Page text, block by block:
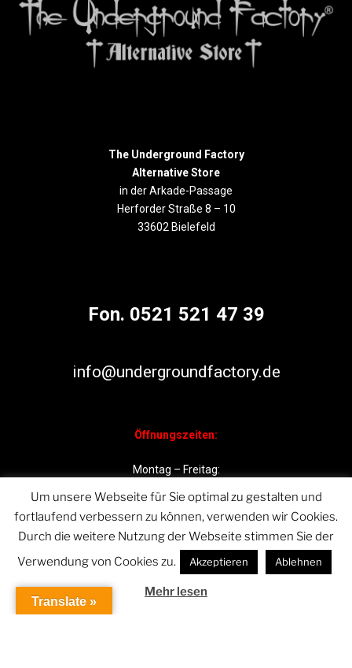
The Underground Factory
Alternative Store
in der Arkade-Passage
Herforder Straße 8 – 10
33602 Bielefeld
Fon. 0521 521 47 39
info@undergroundfactory.de
Öffnungszeiten:
Montag – Freitag:
Samstag: 11.00 – 17.00 Uhr
Um unsere Webseite für Sie optimal zu gestalten und
fortlaufend verbessern zu können, verwenden wir Cookies.
Durch die weitere Nutzung der Webseite stimmen Sie der
Verwendung von Cookies zu.
Akzeptieren Ablehnen
Mehr lesen
Translate »